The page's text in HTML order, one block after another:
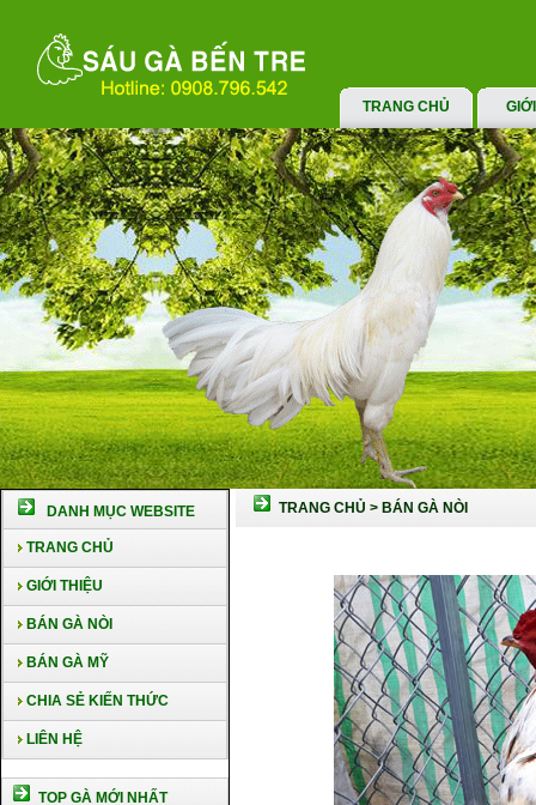
TRANG CHỦ
DANH MỤC WEBSITE
TRANG CHỦ
GIỚI THIỆU
BÁN GÀ NÒI
BÁN GÀ MỸ
CHIA SẺ KIẾN THỨC
LIÊN HỆ
TOP GÀ MỚI NHẤT
TRANG CHỦ > BÁN GÀ NÒI